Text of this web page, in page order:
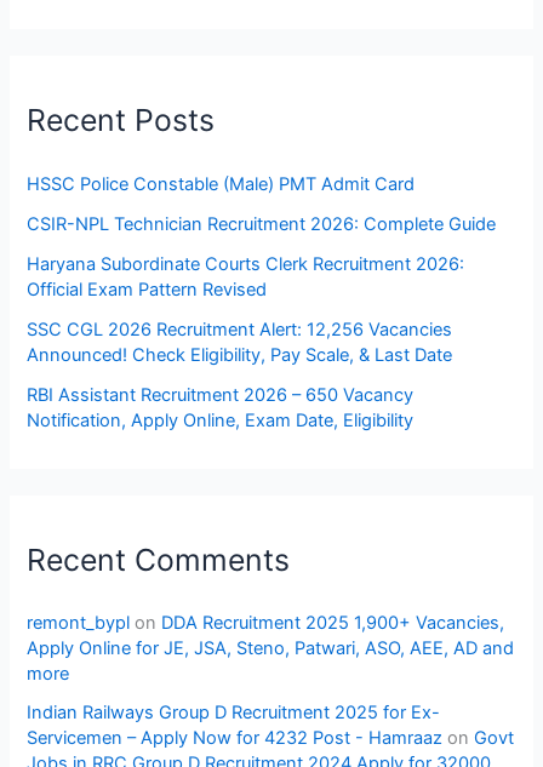
Recent Posts
HSSC Police Constable (Male) PMT Admit Card
CSIR-NPL Technician Recruitment 2026: Complete Guide
Haryana Subordinate Courts Clerk Recruitment 2026:
Official Exam Pattern Revised
SSC CGL 2026 Recruitment Alert: 12,256 Vacancies
Announced! Check Eligibility, Pay Scale, & Last Date
RBI Assistant Recruitment 2026 – 650 Vacancy
Notification, Apply Online, Exam Date, Eligibility
Recent Comments
remont_bypl on DDA Recruitment 2025 1,900+ Vacancies,
Apply Online for JE, JSA, Steno, Patwari, ASO, AEE, AD and
more
Indian Railways Group D Recruitment 2025 for Ex-
Servicemen – Apply Now for 4232 Post - Hamraaz onGovt